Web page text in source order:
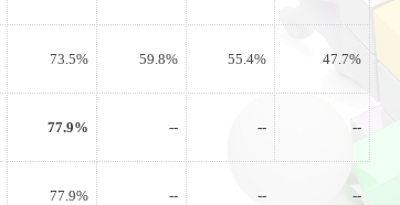
73.5% 59.8% 55.4% 47.7%
77.9% -- -- --
77.9% -- -- --